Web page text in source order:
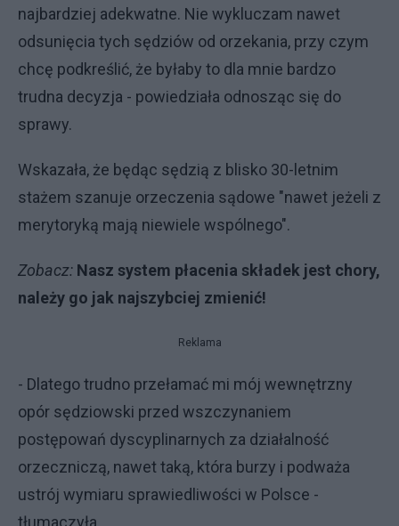
najbardziej adekwatne. Nie wykluczam nawet
odsunięcia tych sędziów od orzekania, przy czym
chcę podkreślić, że byłaby to dla mnie bardzo
trudna decyzja - powiedziała odnosząc się do
sprawy.
Wskazała, że będąc sędzią z blisko 30-letnim
stażem szanuje orzeczenia sądowe "nawet jeżeli z
merytoryką mają niewiele wspólnego".
Zobacz: Nasz system płacenia składek jest chory,
należy go jak najszybciej zmienić!
Reklama
- Dlatego trudno przełamać mi mój wewnętrzny
opór sędziowski przed wszczynaniem
postępowań dyscyplinarnych za działalność
orzeczniczą, nawet taką, która burzy i podważa
ustrój wymiaru sprawiedliwości w Polsce -
tłumaczyła.